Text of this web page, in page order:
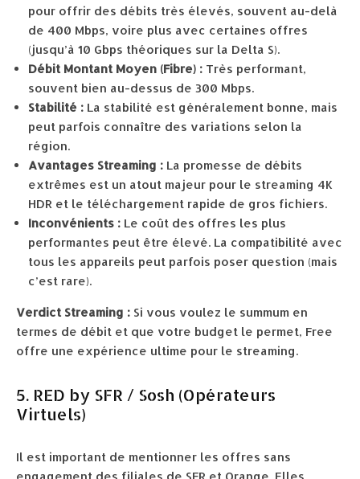
pour offrir des débits très élevés, souvent au-delà
de 400 Mbps, voire plus avec certaines offres
(jusqu’à 10 Gbps théoriques sur la Delta S).
Débit Montant Moyen (Fibre) : Très performant,
souvent bien au-dessus de 300 Mbps.
Stabilité : La stabilité est généralement bonne, mais
peut parfois connaître des variations selon la
région.
Avantages Streaming : La promesse de débits
extrêmes est un atout majeur pour le streaming 4K
HDR et le téléchargement rapide de gros fichiers.
Inconvénients : Le coût des offres les plus
performantes peut être élevé. La compatibilité avec
tous les appareils peut parfois poser question (mais
c’est rare).
Verdict Streaming : Si vous voulez le summum en
termes de débit et que votre budget le permet, Free
offre une expérience ultime pour le streaming.
5. RED by SFR / Sosh (Opérateurs
Virtuels)
Il est important de mentionner les offres sans